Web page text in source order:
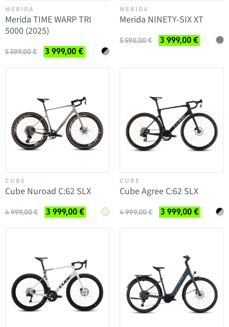
MERIDA
Merida TIME WARP TRI
5000 (2025)
5 599,00 € 3 999,00 €
MERIDA
Merida NINETY-SIX XT
5 590,00 € 3 999,00 €
CUBE
Cube Nuroad C:62 SLX
4 999,00 € 3 999,00 €
CUBE
Cube Agree C:62 SLX
4 999,00 € 3 999,00 €